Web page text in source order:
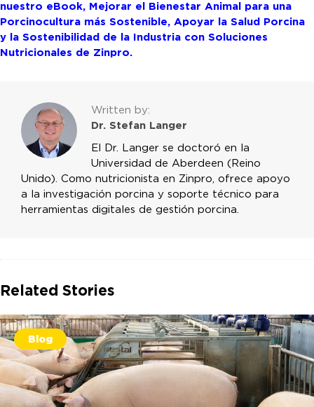
nuestro eBook, Mejorar el Bienestar Animal para una
Porcinocultura más Sostenible, Apoyar la Salud Porcina
y la Sostenibilidad de la Industria con Soluciones
Nutricionales de Zinpro.
Written by:
Dr. Stefan Langer
El Dr. Langer se doctoró en la
Universidad de Aberdeen (Reino
Unido). Como nutricionista en Zinpro, ofrece apoyo
a la investigación porcina y soporte técnico para
herramientas digitales de gestión porcina.
Related Stories
Blog